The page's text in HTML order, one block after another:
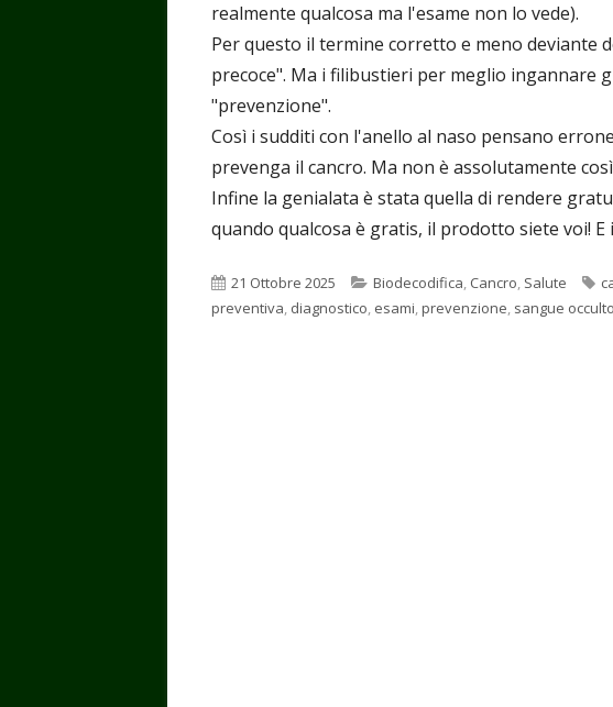
realmente qualcosa ma l'esame non lo vede).
Per questo il termine corretto e meno deviante
precoce". Ma i filibustieri per meglio ingannare
"prevenzione".
Così i sudditi con l'anello al naso pensano
prevenga il cancro. Ma non è assolutamente
Infine la genialata è stata quella di rendere
quando qualcosa è gratis, il prodotto siete voi!
Pubblicato
21 Ottobre 2025 Categorie
Biodecodifica, Cancro, Salute
preventiva, diagnostico, esami,prevenzione, sangue occulto